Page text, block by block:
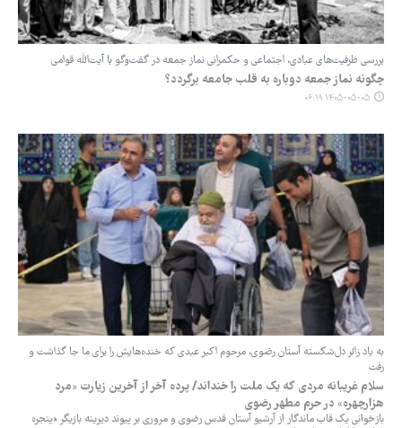
بررسی ظرفیت‌های عبادی، اجتماعی و حکمرانی نماز جمعه در گفت‌وگو با آیت‌الله قوامی
چگونه نماز جمعه دوباره به قلب جامعه برگردد؟
۱۴۰۵-۰۵-۰۵ ۰۶:۱۹
‏به یاد زائر دل‌شکسته آستان رضوی، مرحوم اکبر عبدی که خنده‌هایش را برای ما جا گذاشت و
رفت
سلام غریبانه مردی که یک ملت را خنداند/ پرده آخر از آخرین زیارت «مرد
هزارچهره» در حرم مطهر رضوی
‏بازخوانی یک قاب ماندگار از آرشیو آستان قدس رضوی و مروری بر پیوند دیرینه بازیگر «پنجره